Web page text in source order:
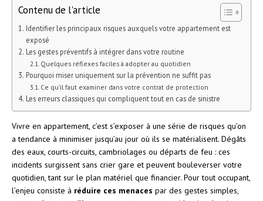
Contenu de l'article
Identifier les principaux risques auxquels votre appartement est
exposé
Les gestes préventifs à intégrer dans votre routine
Quelques réflexes faciles à adopter au quotidien
Pourquoi miser uniquement sur la prévention ne suffit pas
Ce qu’il faut examiner dans votre contrat de protection
Les erreurs classiques qui compliquent tout en cas de sinistre
Vivre en appartement, c’est s’exposer à une série de risques qu’on
a tendance à minimiser jusqu’au jour où ils se matérialisent. Dégâts
des eaux, courts-circuits, cambriolages ou départs de feu : ces
incidents surgissent sans crier gare et peuvent bouleverser votre
quotidien, tant sur le plan matériel que financier. Pour tout occupant,
l’enjeu consiste à réduire ces menaces par des gestes simples,